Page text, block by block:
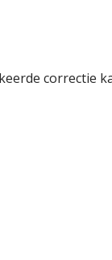
correctie